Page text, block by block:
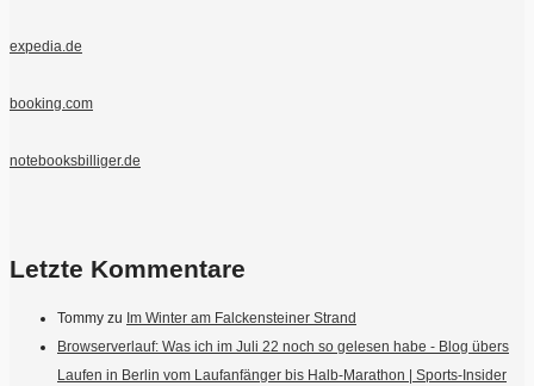
expedia.de
booking.com
notebooksbilliger.de
Letzte Kommentare
Tommy zu Im Winter am Falckensteiner Strand
Browserverlauf: Was ich im Juli 22 noch so gelesen habe - Blog übers
Laufen in Berlin vom Laufanfänger bis Halb-Marathon | Sports-Insider